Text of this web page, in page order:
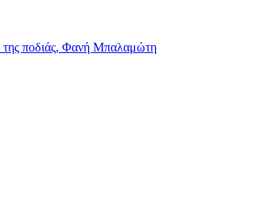
της ποδιάς, Φανή Μπαλαμώτη